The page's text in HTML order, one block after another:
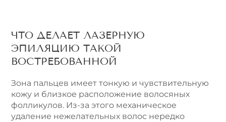
ЧТО ДЕЛАЕТ ЛАЗЕРНУЮ
ЭПИЛЯЦИЮ ТАКОЙ
ВОСТРЕБОВАННОЙ
Зона пальцев имеет тонкую и чувствительную
кожу и близкое расположение волосяных
фолликулов. Из-за этого механическое
удаление нежелательных волос нередко